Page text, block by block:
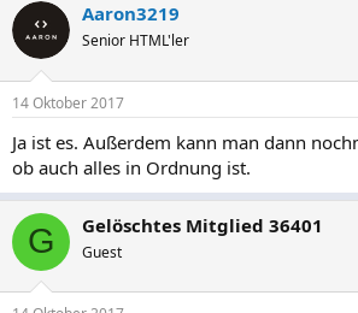
Aaron3219
Senior HTML'ler
14 Oktober 2017
Ja ist es. Außerdem kann man dann
ob auch alles in Ordnung ist.
G Gelöschtes Mitglied 36401
Guest